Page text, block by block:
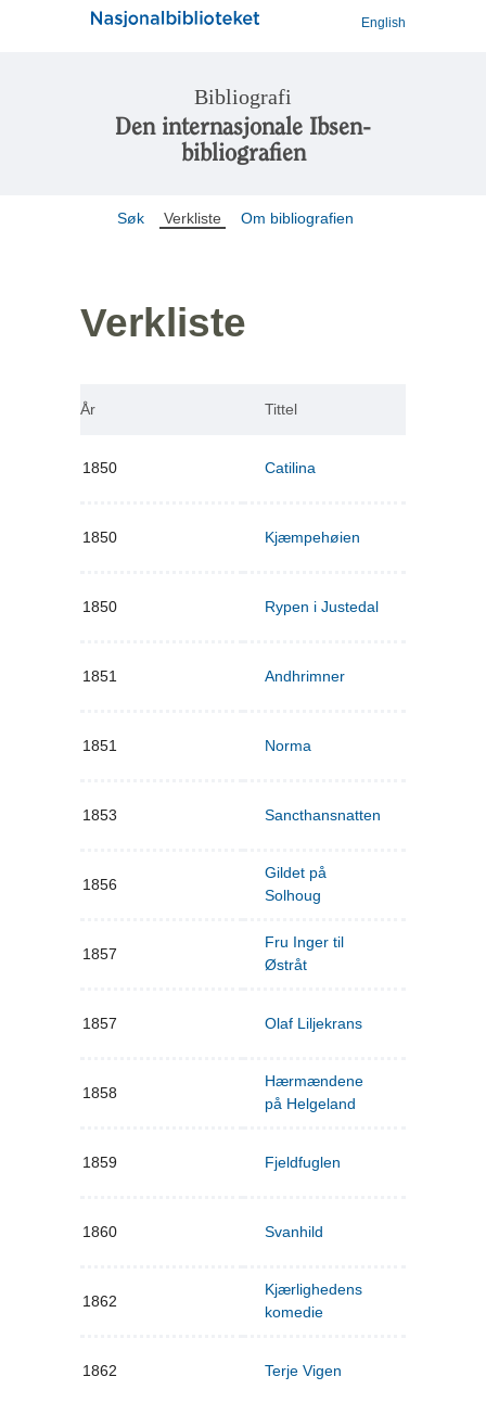
English
Bibliografi
Den internasjonale Ibsen-
bibliografien
Søk Verkliste Om bibliografien
Verkliste
År Tittel
1850 Catilina
1850 Kjæmpehøien
1850 Rypen i Justedal
1851 Andhrimner
1851 Norma
1853 Sancthansnatten
1856
Gildet på
Solhoug
1857
Fru Inger til
Østråt
1857 Olaf Liljekrans
1858
Hærmændene
på Helgeland
1859 Fjeldfuglen
1860 Svanhild
1862
Kjærlighedens
komedie
1862 Terje Vigen